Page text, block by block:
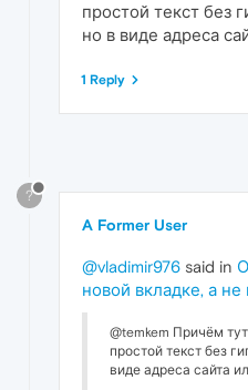
простой текст без
но в виде адреса
1 Reply
?
A Former User
@vladimir976 said in
новой вкладке, а не
@temkem Причём
простой текст без
виде адреса сайта